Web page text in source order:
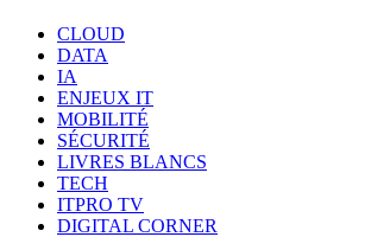
CLOUD
DATA
IA
ENJEUX IT
MOBILITÉ
SÉCURITÉ
LIVRES BLANCS
TECH
ITPRO TV
DIGITAL CORNER